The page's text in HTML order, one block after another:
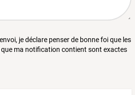
je déclare penser de bonne foi que les
ma notification contient sont exactes